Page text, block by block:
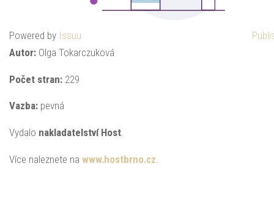
Powered by Issuu
Autor: Olga Tokarczuková
Počet stran: 229
Vazba: pevná
Vydalo nakladatelství Host.
Více naleznete na www.hostbrno.cz.